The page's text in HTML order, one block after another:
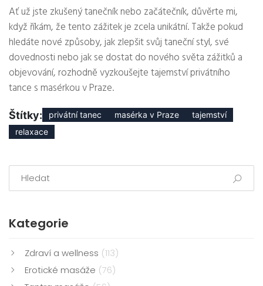
Ať už jste zkušený tanečník nebo začátečník, důvěrte mi,
když říkám, že tento zážitek je zcela unikátní. Takže pokud
hledáte nové způsoby, jak zlepšit svůj taneční styl, své
dovednosti nebo jak se dostat do nového světa zážitků a
objevování, rozhodně vyzkoušejte tajemství privátního
tance s masérkou v Praze.
Štítky: privátní tanec masérka v Praze
tajemství
relaxace
Kategorie
Zdraví a wellness (113)
Erotické masáže (76)